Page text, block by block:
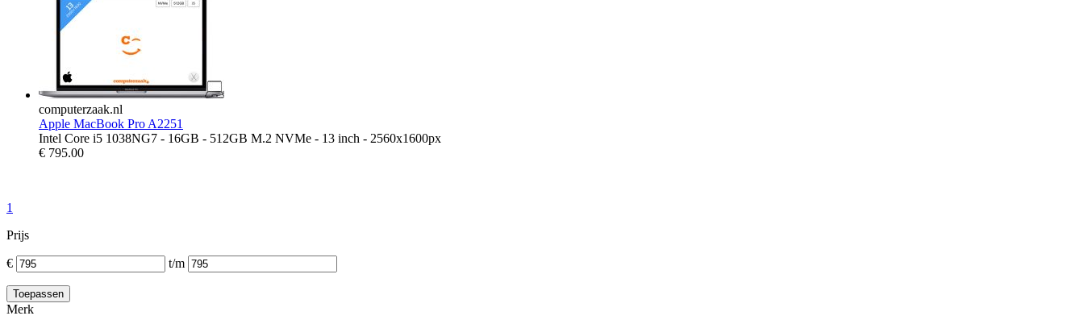
computerzaak.nl
Apple MacBook Pro A2251
Intel Core i5 1038NG7 - 16GB - 512GB M.2 NVMe - 13 inch - 2560x1600px
€ 795.00
1
Prijs
€ t/m
Merk